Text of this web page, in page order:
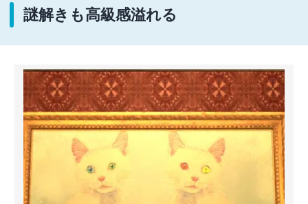
謎解きも高級感溢れる